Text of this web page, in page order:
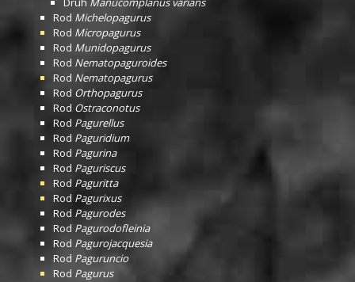
Rod Michelopagurus
Rod Micropagurus
Rod Munidopagurus
Rod Nematopaguroides
Rod Nematopagurus
Rod Orthopagurus
Rod Ostraconotus
Rod Pagurellus
Rod Paguridium
Rod Pagurina
Rod Paguriscus
Rod Paguritta
Rod Pagurixus
Rod Pagurodes
Rod Pagurodofleinia
Rod Pagurojacquesia
Rod Paguruncio
Rod Pagurus